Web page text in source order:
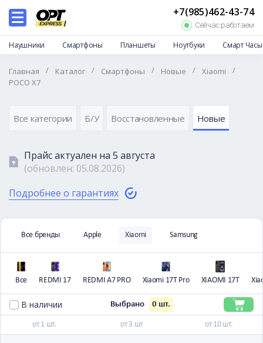
+7(985)462-43-74
Сейчас работаем
Наушники Смартфоны Планшеты Ноутбуки Смарт Часы
Каталог
Отзывы
Доставка и оплата
Частые вопросы
Контакты
Главная / Каталог / Смартфоны / Новые / Xiaomi
/
POCO X7
Все категории Б/У Восстановленные Новые
Прайс актуален на 5 августа
(обновлен: 05.08.2026)
Подробнее о гарантиях
Все бренды Apple Xiaomi Samsung
Все REDMI 17 REDMI A7 PRO Xiaomi 17T Pro XIAOMI 17T
В наличии Выбрано 0шт.
от 1 шт. от 3 шт от 10 шт.